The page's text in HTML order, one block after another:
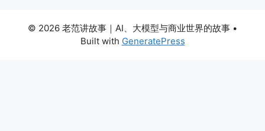
© 2026 老范讲故事｜AI、大模型与商业世界的故事 •
Built with GeneratePress